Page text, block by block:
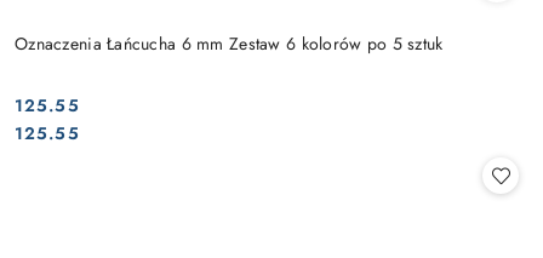
Oznaczenia Łańcucha 6 mm Zestaw 6 kolorów po 5 sztuk
Cena:
125.55
Cena:
125.55